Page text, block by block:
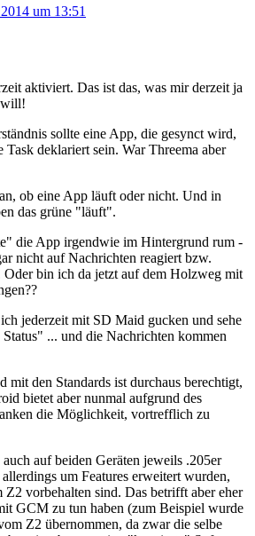
um 13:51
aktiviert. Das ist das, was mir derzeit ja
will!
sollte eine App, die gesynct wird,
Task deklariert sein. War Threema aber
ob eine App läuft oder nicht. Und in
das grüne "läuft".
die App irgendwie im Hintergrund rum -
nicht auf Nachrichten reagiert bzw.
Oder bin ich da jetzt auf dem Holzweg mit
jederzeit mit SD Maid gucken und sehe
... und die Nachrichten kommen
mit den Standards ist durchaus berechtigt,
bietet aber nunmal aufgrund des
die Möglichkeit, vortrefflich zu
auf beiden Geräten jeweils .205er
um Features erweitert wurden,
Z2 vorbehalten sind. Das betrifft aber eher
GCM zu tun haben (zum Beispiel wurde
Z2 übernommen, da zwar die selbe